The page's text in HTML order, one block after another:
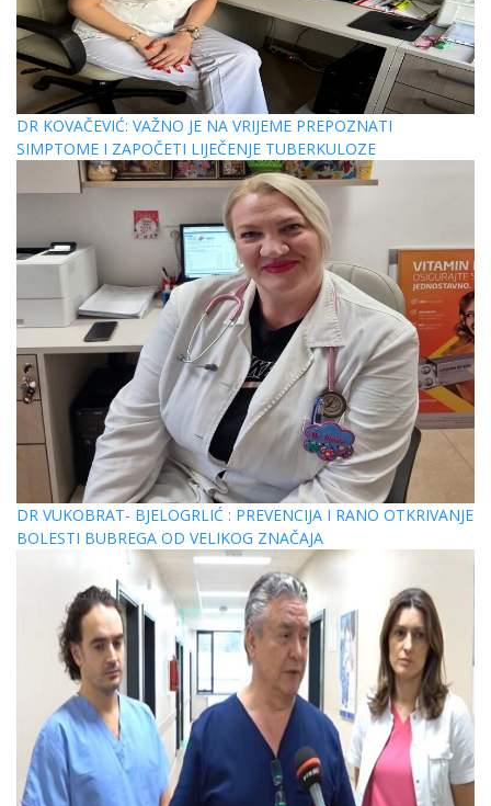
DR KOVAČEVIĆ: VAŽNO JE NA VRIJEME PREPOZNATI
SIMPTOME I ZAPOČETI LIJEČENJE TUBERKULOZE
DR VUKOBRAT- BJELOGRLIĆ : PREVENCIJA I RANO OTKRIVANJE
BOLESTI BUBREGA OD VELIKOG ZNAČAJA